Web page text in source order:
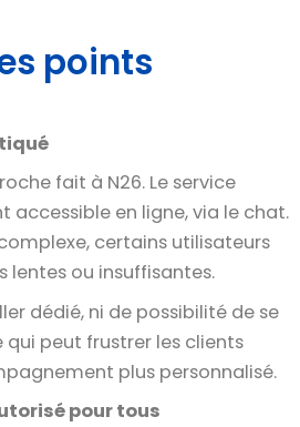
points
fait à N26. Le service
accessible en ligne, via le chat.
certains utilisateurs
lentes ou insuffisantes.
dédié, ni de possibilité de se
qui peut frustrer les clients
plus personnalisé.
pour tous